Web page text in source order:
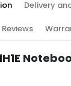
Delivery
Reviews